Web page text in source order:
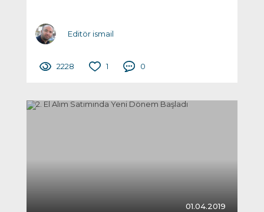
Editör ismail
2228 1 0
01.04.2019